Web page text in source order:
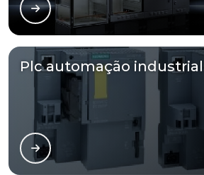
Plc automação industrial